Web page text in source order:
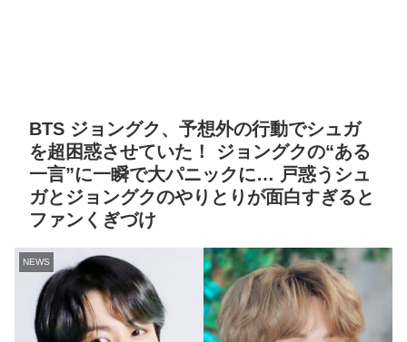
BTS ジョングク、予想外の行動でシュガ
を超困惑させていた！ ジョングクの“ある
一言”に一瞬で大パニックに… 戸惑うシュ
ガとジョングクのやりとりが面白すぎると
ファンくぎづけ
NEWS